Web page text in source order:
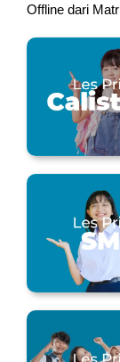
Offline dari